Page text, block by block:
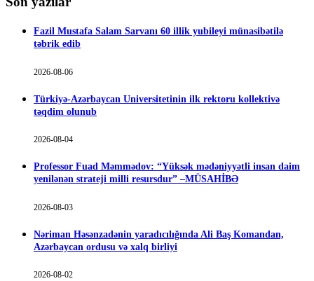
Fazil Mustafa Salam Sarvanı 60 illik yubileyi münasibətilə
təbrik edib
2026-08-06
Türkiyə-Azərbaycan Universitetinin ilk rektoru kollektivə
təqdim olunub
2026-08-04
Professor Fuad Məmmədov: “Yüksək mədəniyyətli insan daim
yenilənən strateji milli resursdur” –MÜSAHİBƏ
2026-08-03
Nəriman Həsənzadənin yaradıcılığında Ali Baş Komandan,
Azərbaycan ordusu və xalq birliyi
2026-08-02